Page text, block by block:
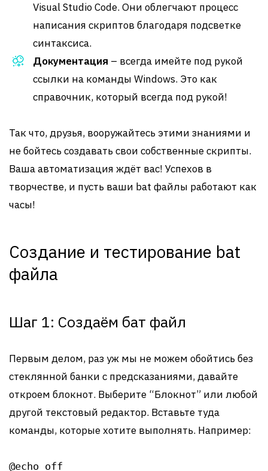
Visual Studio Code. Они облегчают процесс
написания скриптов благодаря подсветке
синтаксиса.
Документация – всегда имейте под рукой
ссылки на команды Windows. Это как
справочник, который всегда под рукой!
Так что, друзья, вооружайтесь этими знаниями и
не бойтесь создавать свои собственные скрипты.
Ваша автоматизация ждёт вас! Успехов в
творчестве, и пусть ваши bat файлы работают как
часы!
Создание и тестирование bat
файла
Шаг 1: Создаём бат файл
Первым делом, раз уж мы не можем обойтись без
стеклянной банки с предсказаниями, давайте
откроем блокнот. Выберите “Блокнот” или любой
другой текстовый редактор. Вставьте туда
команды, которые хотите выполнять. Например:
@echo off